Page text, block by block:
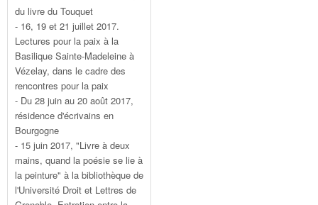
du livre du Touquet
- 16, 19 et 21 juillet 2017.
Lectures pour la paix à la
Basilique Sainte-Madeleine à
Vézelay, dans le cadre des
rencontres pour la paix
- Du 28 juin au 20 août 2017,
résidence d'écrivains en
Bourgogne
- 15 juin 2017, "Livre à deux
mains, quand la poésie se lie à
la peinture" à la bibliothèque de
l'Université Droit et Lettres de